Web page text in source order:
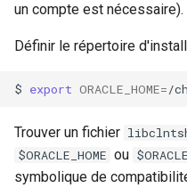
un compte est nécessaire).
Définir le répertoire
$ export ORACLE_HOME=
Trouver un fichier
$ORACLE_HOME ou
symbolique de